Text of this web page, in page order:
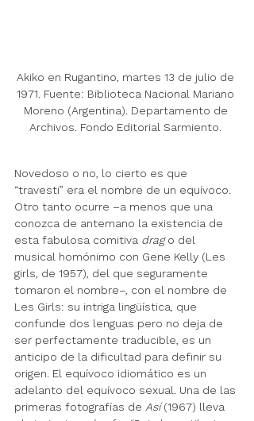
Akiko en Rugantino, martes 13 de julio de
1971. Fuente: Biblioteca Nacional Mariano
Moreno (Argentina). Departamento de
Archivos. Fondo Editorial Sarmiento.
Novedoso o no, lo cierto es que
“travesti” era el nombre de un equívoco.
Otro tanto ocurre –a menos que una
conozca de antemano la existencia de
esta fabulosa comitiva drag o del
musical homónimo con Gene Kelly (Les
girls, de 1957), del que seguramente
tomaron el nombre–, con el nombre de
Les Girls: su intriga lingüística, que
confunde dos lenguas pero no deja de
ser perfectamente traducible, es un
anticipo de la dificultad para definir su
origen. El equívoco idiomático es un
adelanto del equívoco sexual. Una de las
primeras fotografías de Así (1967) lleva